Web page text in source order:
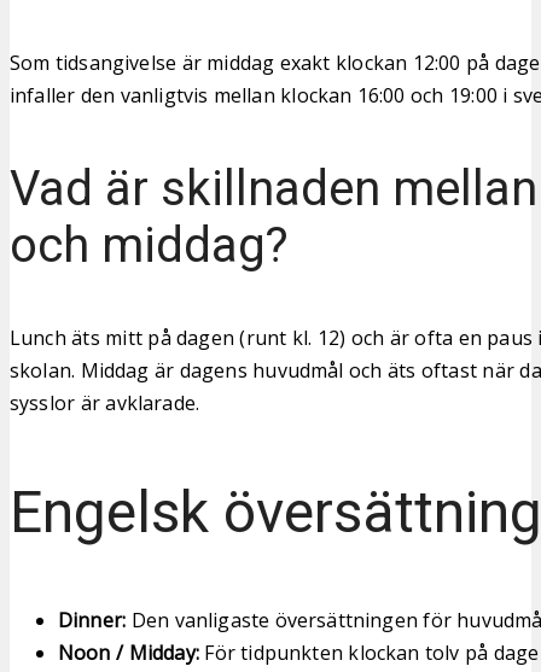
Som tidsangivelse är middag exakt klockan 12:00 på
infaller den vanligtvis mellan klockan 16:00 och 19:00 i
Vad är skillnaden
och middag?
Lunch äts mitt på dagen (runt kl. 12) och är ofta en
skolan. Middag är dagens huvudmål och äts oftast när
sysslor är avklarade.
Engelsk översättning
Dinner: Den vanligaste översättningen för
Noon / Midday:För tidpunkten klockan tolv på